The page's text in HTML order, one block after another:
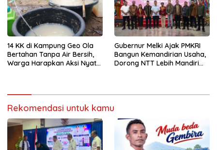
14 KK di Kampung Geo Ola
Bertahan Tanpa Air Bersih,
Warga Harapkan Aksi Nyata
Gubernur Melki Ajak PMKRI
Bangun Kemandirian Usaha,
Dorong NTT Lebih Mandiri
Rekomendasi untuk kamu